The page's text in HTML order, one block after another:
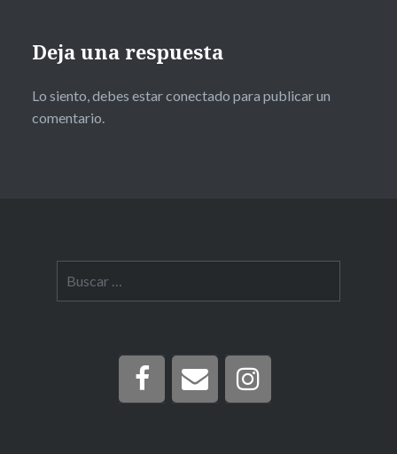
Deja una respuesta
Lo siento, debes estarconectado para publicar un
comentario.